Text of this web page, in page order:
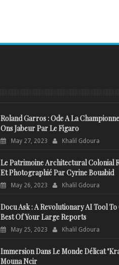
Roland Garros : Ode A La
Ons Jabeur Par Le Figaro
May 27, 2023 Khalil Gdoura
Le Patrimoine Architectural Colonial
Et Photographié Par Cyrine Bouabid
May 26, 2023 Khalil Gdoura
Docu Ask : A Revolutionary AI Tool To
Best Of Your Large Reports
May 25, 2023 Khalil Gdoura
Immersion Dans Le Monde Délicat
Mouna Ncir